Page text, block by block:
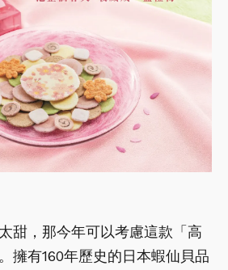
甜，那今年可以考慮這款「高
擁有160年歷史的日本蝦仙貝品